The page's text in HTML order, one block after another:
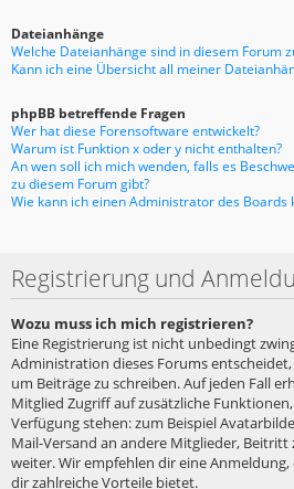
Dateianhänge
Welche Dateianhänge sind in diesem Forum
Kann ich eine Übersicht all meiner
phpBB betreffende Fragen
Wer hat diese Forensoftware entwickelt?
Warum ist Funktion x oder y nicht enthalten?
An wen soll ich mich wenden, falls es
zu diesem Forum gibt?
Wie kann ich einen Administrator des Boards
Registrierung und
Wozu muss ich mich registrieren?
Eine Registrierung ist nicht unbedingt
Administration dieses Forums
um Beiträge zu schreiben. Auf jeden Fall
Mitglied Zugriff auf zusätzliche
Verfügung stehen: zum Beispiel
Mail-Versand an andere Mitglieder,
weiter. Wir empfehlen dir eine
dir zahlreiche Vorteile bietet.